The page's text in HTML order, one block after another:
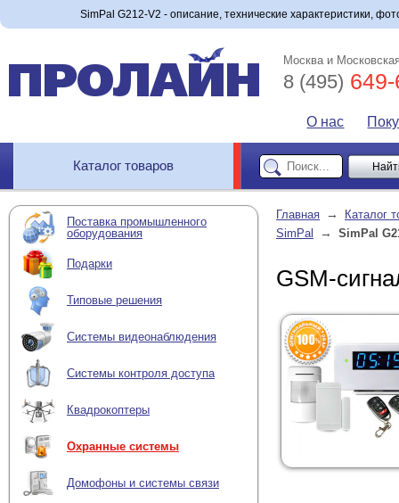
SimPal G212-V2 - описание, технические характеристики,
Москва и
8 (495)
О нас
Каталог товаров
Поставка промышленного
оборудования
Подарки
Типовые решения
Системы видеонаблюдения
Системы контроля доступа
Квадрокоптеры
Охранные системы
Домофоны и системы связи
Главная →
Каталог
SimPal
→ SimPal
GSM-